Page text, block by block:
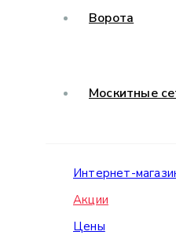
Ворота
Москитные
Интернет-
Акции
Цены